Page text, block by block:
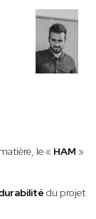
le « HAM »
du projet